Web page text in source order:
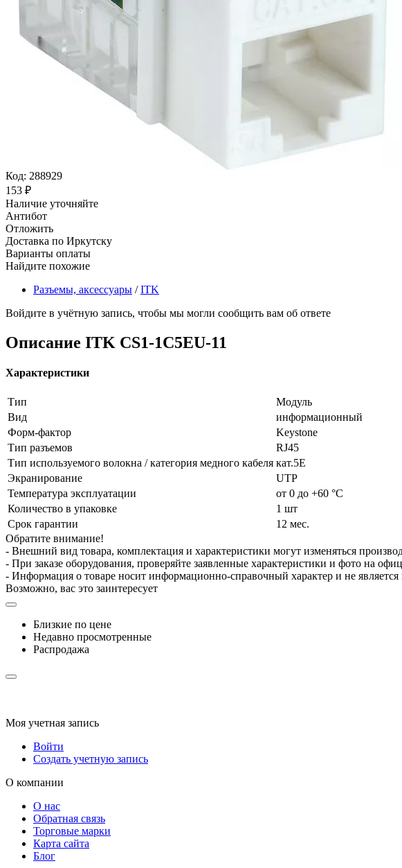
Код: 288929
‍153‍ ₽
Наличие уточняйте
Антибот
Отложить
Доставка по Иркутску
Варианты оплаты
Найдите похожие
Разъемы, аксессуары /ITK
Войдите в учётную запись, чтобы мы могли сообщить вам об ответе
Описание ITK CS1-1C5EU-11
Характеристики
Тип
Модуль
Вид
информационный
Форм-фактор
Keystone
Тип разъемов
RJ45
Тип используемого волокна / категория медного кабеля кат.5E
Экранирование
UTP
Температура эксплуатации
от 0 до +60 °С
Количество в упаковке
1 шт
Срок гарантии
12 мес.
Обратите внимание!
- Внешний вид товара, комплектация и характеристики могут изменяться
- При заказе оборудования, проверяйте заявленные характеристики и фото на
- Информация о товаре носит информационно-справочный характер и не
Возможно, вас это заинтересует
Близкие по цене
Недавно просмотренные
Распродажа
Моя учетная запись
Войти
Создать учетную запись
О компании
О нас
Обратная связь
Торговые марки
Карта сайта
Блог